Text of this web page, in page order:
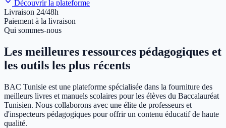
Découvrir la plateforme
Livraison 24/48h
Paiement à la livraison
Qui sommes-nous
Les meilleures ressources pédagogiques et
les outils les plus récents
BAC Tunisie est une plateforme spécialisée dans la fourniture des
meilleurs livres et manuels scolaires pour les élèves du Baccalauréat
Tunisien. Nous collaborons avec une élite de professeurs et
d'inspecteurs pédagogiques pour offrir un contenu éducatif de haute
qualité.